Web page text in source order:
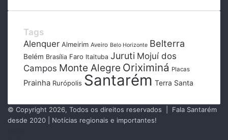
Tags
Alenquer Almeirim Aveiro Belo Horizonte Belterra
Belém Brasília Faro Itaituba Juruti Mojuí dos
Campos Monte Alegre Oriximiná Placas
Prainha Rurópolis Santarém Terra Santa
© Copyright 2026, Todos os direitos reservados | Fala Santarém
desde 2020 | Notícias regionais e importantes!